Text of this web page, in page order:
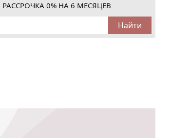
РАССРОЧКА 0% НА 6 МЕСЯЦЕВ